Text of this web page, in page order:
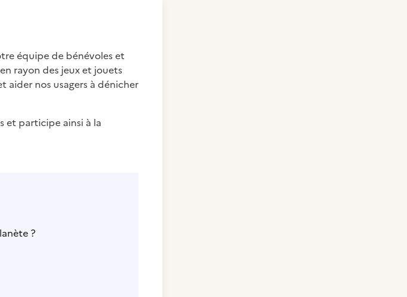
équipe de bénévoles et
rayon des jeux et jouets
aider nos usagers à dénicher
et participe ainsi à la
?